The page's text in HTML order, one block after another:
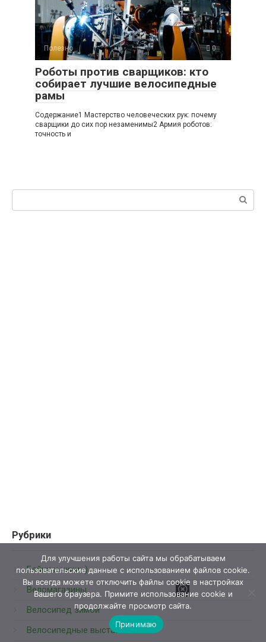
Полезно 0
Роботы против сварщиков: кто
собирает лучшие велосипедные
рамы
Содержание1 Мастерство человеческих рук: почему
сварщики до сих пор незаменимы2 Армия роботов:
точность и
Рубрики
Байки и чики:-)
Веломагазины
Велосипед зимой
Велосипедные выставки
Для улучшения работы сайта мы обрабатываем
пользовательские данные с использованием файлов cookie.
Вы всегда можете отключить файлы cookie в настройках
Вашего браузера. Примите использование cookie и
продолжайте просмотр сайта.
Принимаю